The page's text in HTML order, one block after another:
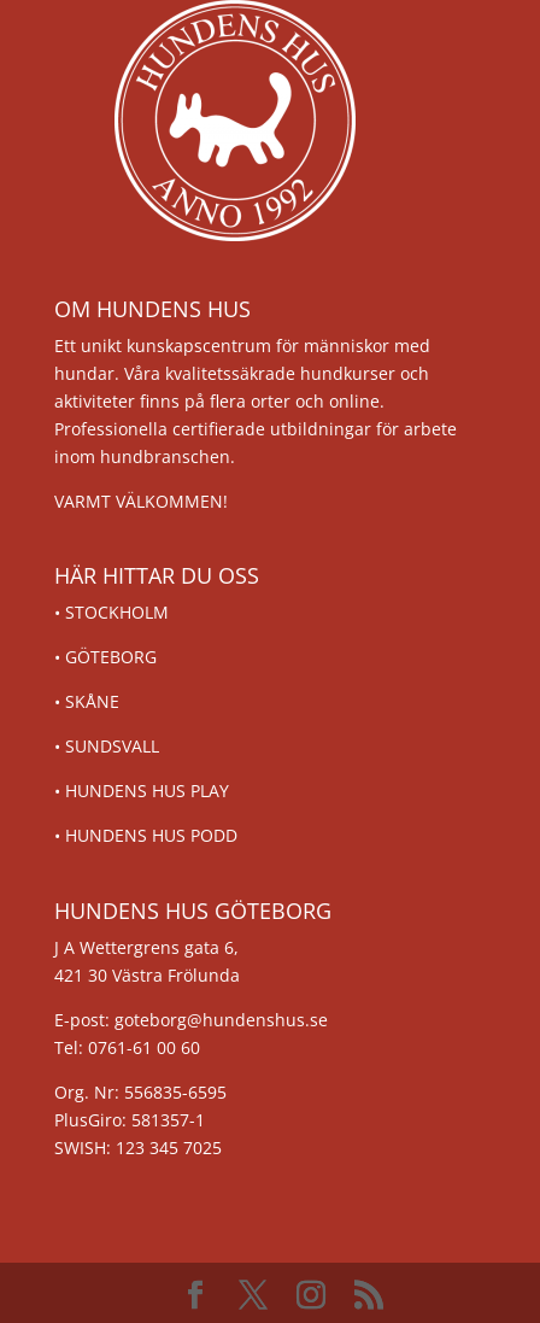
OM HUNDENS HUS
Ett unikt kunskapscentrum för människor med
hundar. Våra kvalitetssäkrade hundkurser och
aktiviteter finns på flera orter och online.
Professionella certifierade utbildningar för arbete
inom hundbranschen.
VARMT VÄLKOMMEN!
HÄR HITTAR DU OSS
• STOCKHOLM
• GÖTEBORG
• SKÅNE
• SUNDSVALL
• HUNDENS HUS PLAY
• HUNDENS HUS PODD
HUNDENS HUS GÖTEBORG
J A Wettergrens gata 6,
421 30 Västra Frölunda
E-post: goteborg@hundenshus.se
Tel: 0761-61 00 60
Org. Nr: 556835-6595
PlusGiro: 581357-1
SWISH: 123 345 7025